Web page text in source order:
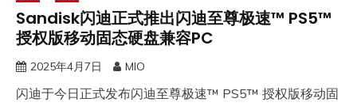
Sandisk闪迪正式推出闪迪至尊极速™ PS5™
授权版移动固态硬盘兼容PC
2025年4月7日 MIO
闪迪于今日正式发布闪迪至尊极速™ PS5™ 授权版移动固